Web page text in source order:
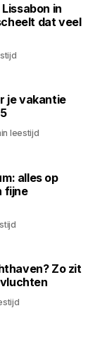
in
dat veel
je vakantie
leestijd
alles op
fijne
Zo zit